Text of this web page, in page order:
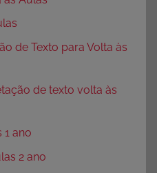
de Texto para Volta às
de texto volta às
1 ano
2 ano